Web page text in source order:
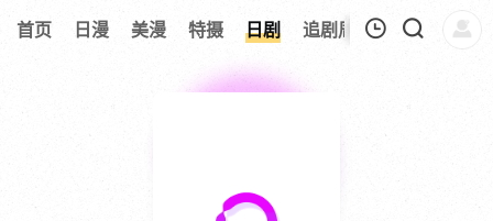
首页 日漫 美漫 特摄 日剧 追剧周表 今日更新
我的观影记录